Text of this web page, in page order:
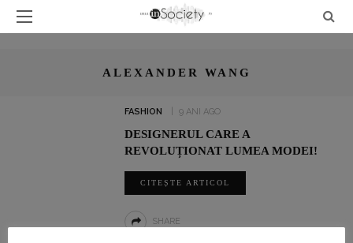
ALEXANDER WANG
FASHION 9 ANI AGO
DESIGNERUL CARE A
REVOLUȚIONAT LUMEA MODEI!
CITEȘTE ARTICOL
SHARE